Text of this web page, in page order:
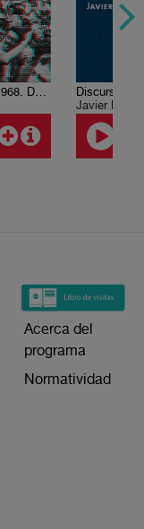
Este día en 1968. Del 30 de julio al 5 de agosto.
Javier
Acerca del
programa
Normatividad